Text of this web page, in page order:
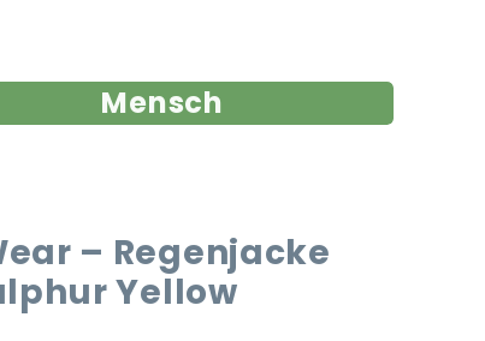
Mensch
– Regenjacke
Yellow